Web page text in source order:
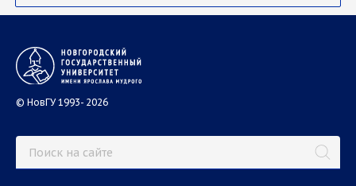
© НовГУ 1993- 2026